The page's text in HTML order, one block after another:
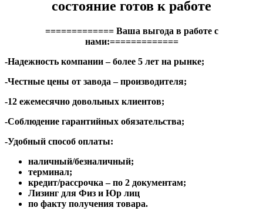
состояние готов к работе
============= Ваша выгода в работе с
нами:=============
-Надежность компании – более 5 лет на рынке;
-Честные цены от завода – производителя;
-12 ежемесячно довольных клиентов;
-Соблюдение гарантийных обязательства;
-Удобный способ оплаты:
наличный/безналичный;
терминал;
кредит/рассрочка – по 2 документам;
Лизинг для Физ и Юр лиц
по факту получения товара.